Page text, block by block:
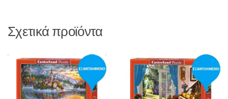
Σχετικά προϊόντα